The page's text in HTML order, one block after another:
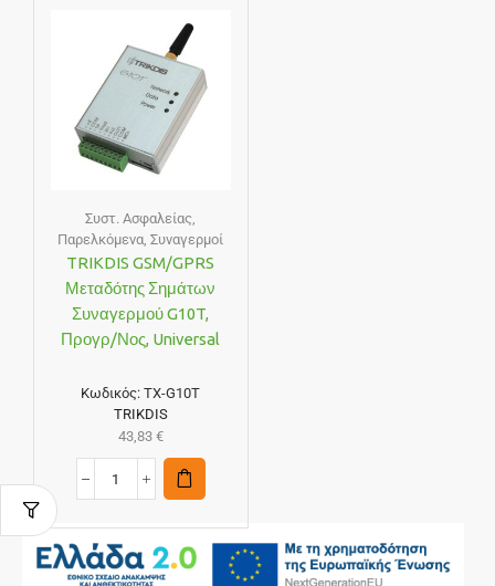
Συστ. Ασφαλείας
Παρελκόμενα ,Συναγερμοί
TRIKDIS GSM/GPRS
Μεταδότης Σημάτων
Συναγερμού G10T,
Προγρ/νος, Universal
Κωδικός:TX-G10T
TRIKDIS
43,83 €